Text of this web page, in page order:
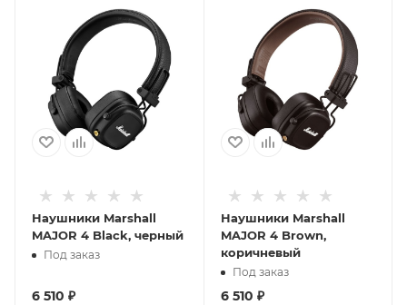
Наушники Marshall
MAJOR 4 Black, черный
Под заказ
6 510 ₽
Наушники Marshall
MAJOR 4 Brown,
коричневый
Под заказ
6 510 ₽